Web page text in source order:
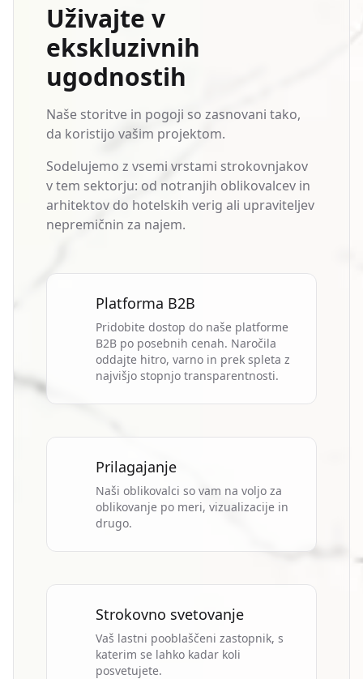
Uživajte v
ekskluzivnih
ugodnostih
Naše storitve in pogoji so zasnovani tako,
da koristijo vašim projektom.
Sodelujemo z vsemi vrstami strokovnjakov
v tem sektorju: od notranjih oblikovalcev in
arhitektov do hotelskih verig ali upraviteljev
nepremičnin za najem.
Platforma B2B
Pridobite dostop do naše platforme
B2B po posebnih cenah. Naročila
oddajte hitro, varno in prek spleta z
najvišjo stopnjo transparentnosti.
Prilagajanje
Naši oblikovalci so vam na voljo za
oblikovanje po meri, vizualizacije in
drugo.
Strokovno svetovanje
Vaš lastni pooblaščeni zastopnik, s
katerim se lahko kadar koli
posvetujete.